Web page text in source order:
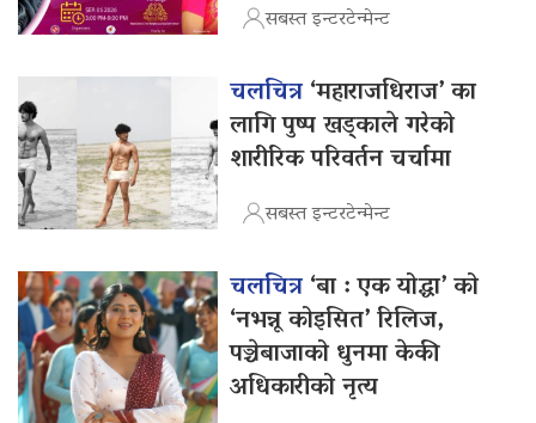
सबस्त इन्टरटेन्मेन्ट
चलचित्र‘महाराजधिराज’ का
लागि पुष्प खड्काले गरेको
शारीरिक परिवर्तन चर्चामा
सबस्त इन्टरटेन्मेन्ट
चलचित्र‘बा : एक योद्धा’ को
‘नभन्नू कोइसित’ रिलिज,
पञ्चेबाजाको धुनमा केकी
अधिकारीको नृत्य